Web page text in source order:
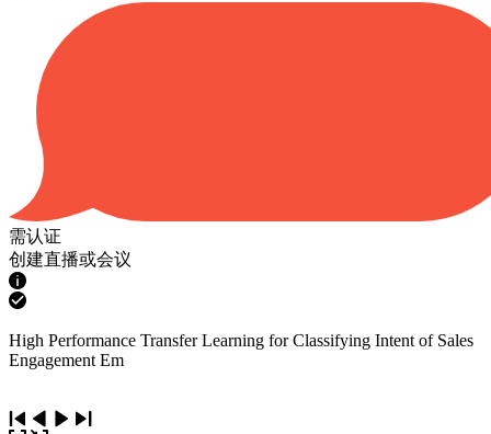
需认证
创建直播或会议
High Performance Transfer Learning for Classifying Intent of Sales
Engagement Em